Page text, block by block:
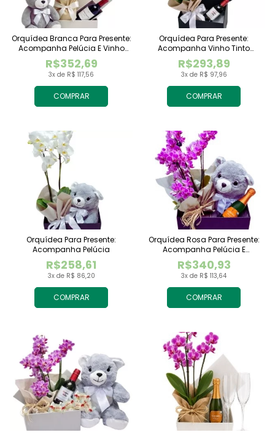
COMPRAR
3x de R$ 117,56
R$352,69
Orquídea Branca Para Presente:
Acompanha Pelúcia E Vinho
Tinto Importado
COMPRAR
3x de R$ 97,96
R$293,89
Orquídea Para Presente:
Acompanha Vinho Tinto
Importado
COMPRAR
3x de R$ 86,20
R$258,61
Orquídea Para Presente:
Acompanha Pelúcia
COMPRAR
3x de R$ 113,64
R$340,93
Orquídea Rosa Para Presente:
Acompanha Pelúcia E
Espumante